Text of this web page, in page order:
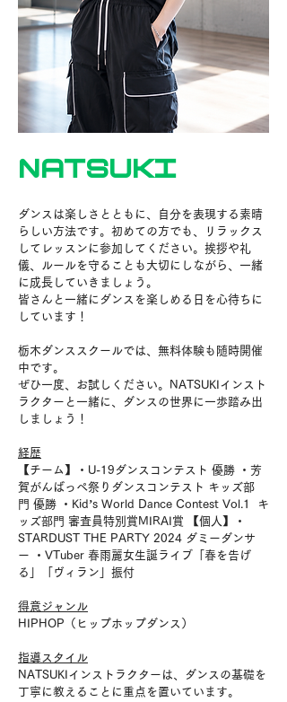
NATSUKI
ダンスは楽しさとともに、自分を表現する素晴
らしい方法です。初めての方でも、リラックス
してレッスンに参加してください。挨拶や礼
儀、ルールを守ることも大切にしながら、一緒
に成長していきましょう。
皆さんと一緒にダンスを楽しめる日を心待ちに
しています！
栃木ダンススクールでは、無料体験も随時開催
中です。
ぜひ一度、お試しください。NATSUKIインスト
ラクターと一緒に、ダンスの世界に一歩踏み出
しましょう！
経歴
【チーム】・U-19ダンスコンテスト 優勝 ・芳
賀がんばっぺ祭りダンスコンテスト キッズ部
門 優勝 ・Kid’s World Dance Contest Vol.1  キ
ッズ部門 審査員特別賞MIRAI賞 【個人】・
STARDUST THE PARTY 2024 ダミーダンサ
ー ・VTuber 春雨麗女生誕ライブ「春を告げ
る」「ヴィラン」振付
得意ジャンル
HIPHOP（ヒップホップダンス）
指導スタイル
NATSUKIインストラクターは、ダンスの基礎を
丁寧に教えることに重点を置いています。